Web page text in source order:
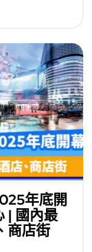
年底開
| 國內最
商店街